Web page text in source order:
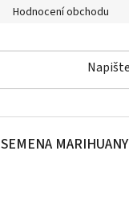
Hodnocení obchodu
SEMENA MARIHUANY